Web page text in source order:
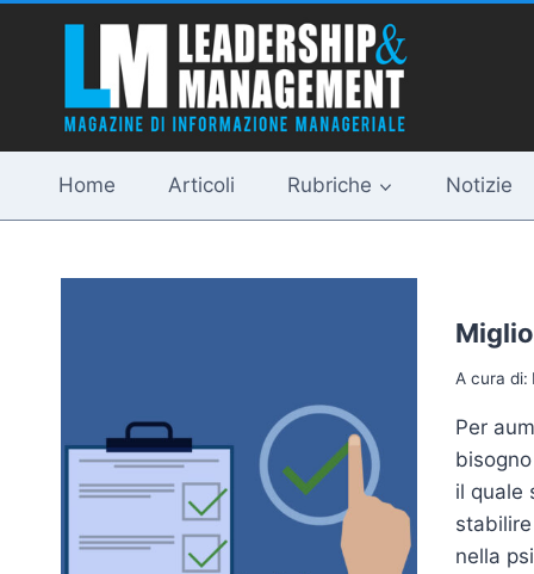
Home Articoli Rubriche Notizie
A cura di:
Per
il quale
nella